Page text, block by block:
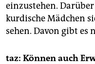
einzustehen.
kurdische Mädchen
sehen. Davon gibt es
taz: Können auch